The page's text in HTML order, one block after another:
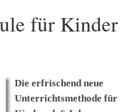
für Kinder
Die erfrischend neue
Unterrichtsmethode für